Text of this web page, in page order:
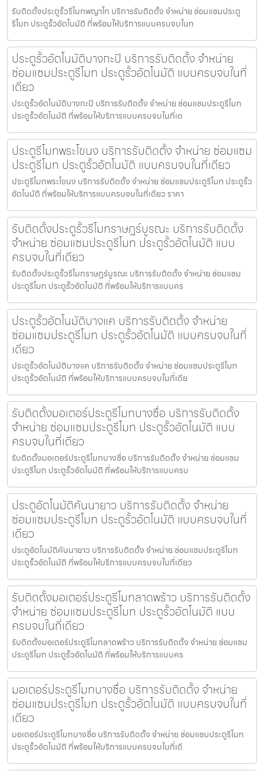
รับติดตั้งประตูรั้วรีโมทพญาไท บริการรับติดตั้ง จำหน่าย ซ่อมแซมประตู
รีโมท ประตูรั้วอัตโนมัติ ที่พร้อมให้บริการแบบครบจบในท
ประตูรั้วอัตโนมัติบางกะปิ บริการรับติดตั้ง จำหน่าย
ซ่อมแซมประตูรีโมท ประตูรั้วอัตโนมัติ แบบครบจบในที่
เดียว
ประตูรั้วอัตโนมัติบางกะปิ บริการรับติดตั้ง จำหน่าย ซ่อมแซมประตูรีโมท
ประตูรั้วอัตโนมัติ ที่พร้อมให้บริการแบบครบจบในที่เด
ประตูรีโมทพระโขนง บริการรับติดตั้ง จำหน่าย ซ่อมแซม
ประตูรีโมท ประตูรั้วอัตโนมัติ แบบครบจบในที่เดียว
ประตูรีโมทพระโขนง บริการรับติดตั้ง จำหน่าย ซ่อมแซมประตูรีโมท ประตูรั้ว
อัตโนมัติ ที่พร้อมให้บริการแบบครบจบในที่เดียว ราคา
รับติดตั้งประตูรั้วรีโมทราษฎร์บูรณะ บริการรับติดตั้ง
จำหน่าย ซ่อมแซมประตูรีโมท ประตูรั้วอัตโนมัติ แบบ
ครบจบในที่เดียว
รับติดตั้งประตูรั้วรีโมทราษฎร์บูรณะ บริการรับติดตั้ง จำหน่าย ซ่อมแซม
ประตูรีโมท ประตูรั้วอัตโนมัติ ที่พร้อมให้บริการแบบคร
ประตูรั้วอัตโนมัติบางแค บริการรับติดตั้ง จำหน่าย
ซ่อมแซมประตูรีโมท ประตูรั้วอัตโนมัติ แบบครบจบในที่
เดียว
ประตูรั้วอัตโนมัติบางแค บริการรับติดตั้ง จำหน่าย ซ่อมแซมประตูรีโมท
ประตูรั้วอัตโนมัติ ที่พร้อมให้บริการแบบครบจบในที่เดีย
รับติดตั้งมอเตอร์ประตูรีโมทบางซื่อ บริการรับติดตั้ง
จำหน่าย ซ่อมแซมประตูรีโมท ประตูรั้วอัตโนมัติ แบบ
ครบจบในที่เดียว
รับติดตั้งมอเตอร์ประตูรีโมทบางซื่อ บริการรับติดตั้ง จำหน่าย ซ่อมแซม
ประตูรีโมท ประตูรั้วอัตโนมัติ ที่พร้อมให้บริการแบบครบ
ประตูอัตโนมัติคันนายาว บริการรับติดตั้ง จำหน่าย
ซ่อมแซมประตูรีโมท ประตูรั้วอัตโนมัติ แบบครบจบในที่
เดียว
ประตูอัตโนมัติคันนายาว บริการรับติดตั้ง จำหน่าย ซ่อมแซมประตูรีโมท
ประตูรั้วอัตโนมัติ ที่พร้อมให้บริการแบบครบจบในที่เดียว
รับติดตั้งมอเตอร์ประตูรีโมทลาดพร้าว บริการรับติดตั้ง
จำหน่าย ซ่อมแซมประตูรีโมท ประตูรั้วอัตโนมัติ แบบ
ครบจบในที่เดียว
รับติดตั้งมอเตอร์ประตูรีโมทลาดพร้าว บริการรับติดตั้ง จำหน่าย ซ่อมแซม
ประตูรีโมท ประตูรั้วอัตโนมัติ ที่พร้อมให้บริการแบบคร
มอเตอร์ประตูรีโมทบางซื่อ บริการรับติดตั้ง จำหน่าย
ซ่อมแซมประตูรีโมท ประตูรั้วอัตโนมัติ แบบครบจบในที่
เดียว
มอเตอร์ประตูรีโมทบางซื่อ บริการรับติดตั้ง จำหน่าย ซ่อมแซมประตูรีโมท
ประตูรั้วอัตโนมัติ ที่พร้อมให้บริการแบบครบจบในที่เดี